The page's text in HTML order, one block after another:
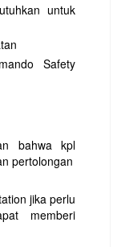
untuk
Safety
bahwa kpl
pertolongan
jika perlu
memberi